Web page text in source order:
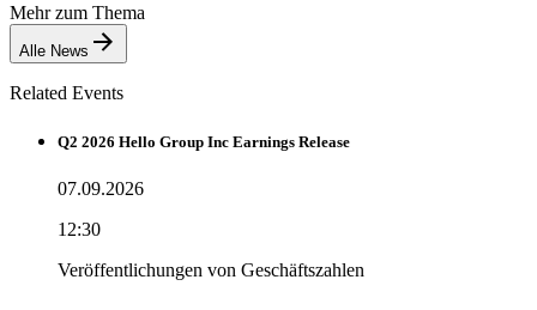
Mehr zum Thema
Alle News
Related Events
Q2 2026 Hello Group Inc Earnings Release
07.09.2026
12:30
Veröffentlichungen von Geschäftszahlen